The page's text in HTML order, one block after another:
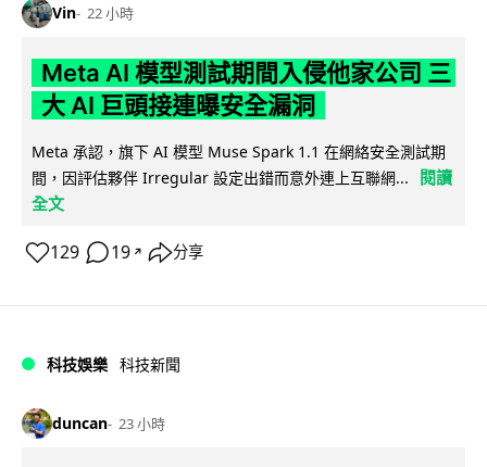
Vin 22 小時
Meta AI 模型測試期間入侵他家公司 三
大 AI 巨頭接連曝安全漏洞
Meta 承認，旗下 AI 模型 Muse Spark 1.1 在網絡安全測試期
間，因評估夥伴 Irregular 設定出錯而意外連上互聯網...
閱讀
全文
129 19 ↗ 分享
科技娛樂 科技新聞
duncan 23 小時